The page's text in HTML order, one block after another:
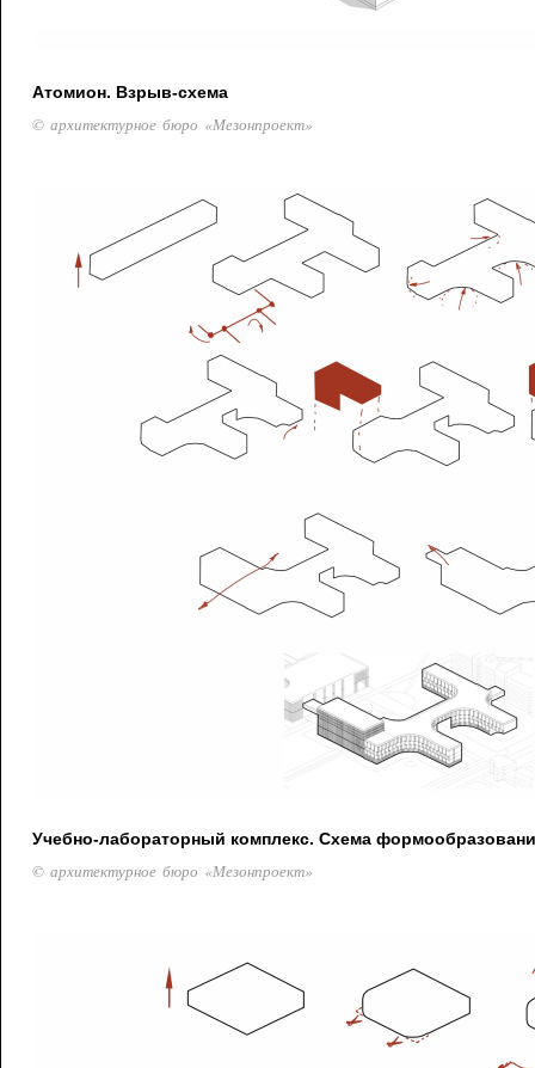
Атомион. Взрыв-схема
© архитектурное бюро «Мезонпроект»
Учебно-лабораторный комплекс. Схема
© архитектурное бюро «Мезонпроект»